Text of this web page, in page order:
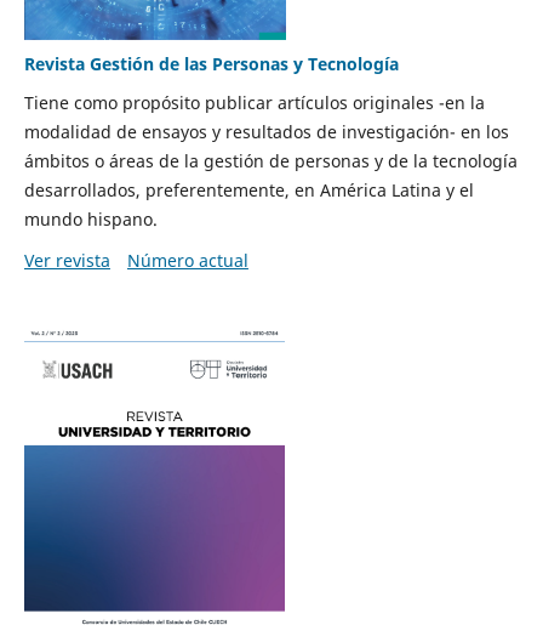
Revista Gestión de las Personas y Tecnología
Tiene como propósito publicar artículos originales -en la
modalidad de ensayos y resultados de investigación- en los
ámbitos o áreas de la gestión de personas y de la tecnología
desarrollados, preferentemente, en América Latina y el
mundo hispano.
Ver revista
Número actual